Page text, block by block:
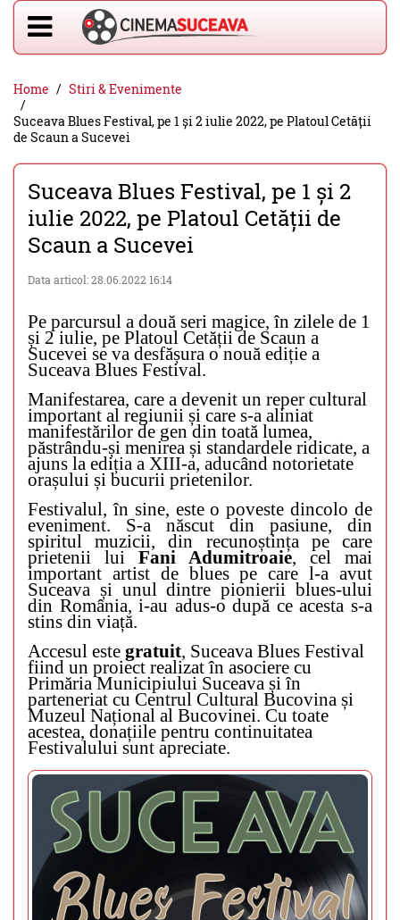
Home
Stiri & Evenimente
Suceava Blues Festival, pe 1 și 2 iulie 2022, pe Platoul Cetății
de Scaun a Sucevei
Suceava Blues Festival, pe 1 și 2
iulie 2022, pe Platoul Cetății de
Scaun a Sucevei
Data articol: 28.06.2022 16:14
Pe parcursul a două seri magice, în zilele de 1
și 2 iulie, pe Platoul Cetății de Scaun a
Sucevei se va desfășura o nouă ediție a
Suceava Blues Festival.
Manifestarea, care a devenit un reper cultural
important al regiunii și care s-a aliniat
manifestărilor de gen din toată lumea,
păstrându-și menirea și standardele ridicate, a
ajuns la ediția a XIII-a, aducând notorietate
orașului și bucurii prietenilor.
Festivalul, în sine, este o poveste dincolo de
eveniment. S-a născut din pasiune, din
spiritul muzicii, din recunoștința pe care
prietenii lui Fani Adumitroaie, cel mai
important artist de blues pe care l-a avut
Suceava și unul dintre pionierii blues-ului
din România, i-au adus-o după ce acesta s-a
stins din viață.
Accesul este gratuit, Suceava Blues Festival
fiind un proiect realizat în asociere cu
Primăria Municipiului Suceava și în
parteneriat cu Centrul Cultural Bucovina și
Muzeul Național al Bucovinei. Cu toate
acestea, donațiile pentru continuitatea
Festivalului sunt apreciate.